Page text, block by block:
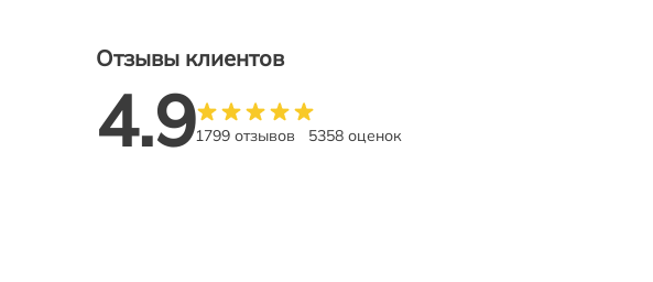
Отзывы клиентов
4.91799 отзывов 5358 оценок